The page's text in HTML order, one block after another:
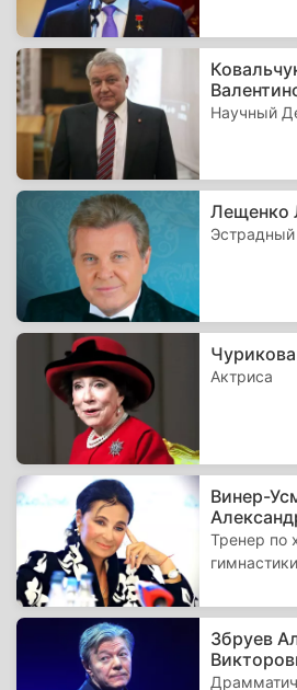
Научный
Лещенко
Актриса
Винер-
Тренер по
гимнастики
Збруев